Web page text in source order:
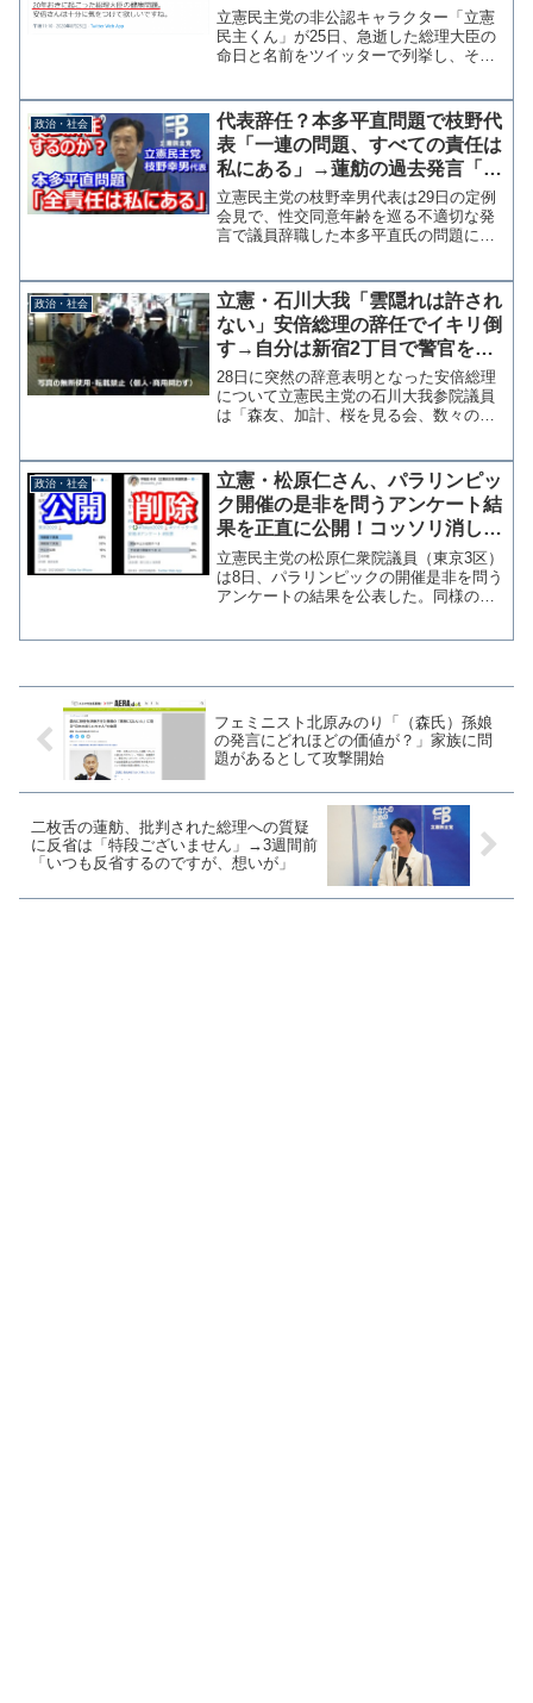
投稿
立憲民主党の非公認キャラクター「立憲
民主くん」が25日、急逝した総理大臣の
命日と名前をツイッターで列挙し、その
い批判を浴びている。1980年6月12日、
大平正芳首相死去...
政治・社会
代表辞任？本多平直問題で枝野代
表「一連の問題、すべての責任は
私にある」→蓮舫の過去発言「責
任は感じるものではなく取るも
の」
立憲民主党の枝野幸男代表は29日の定例
会見で、性交同意年齢を巡る不適切な発
言で議員辞職した本多平直氏の問題につ
題発覚当初に「本人が言い過ぎたので撤
回だと言っているのでそ...
政治・社会
立憲・石川大我「雲隠れは許され
ない」安倍総理の辞任でイキリ倒
す→自分は新宿2丁目で警官を恫
喝した件から逃亡中
28日に突然の辞意表明となった安倍総理
について立憲民主党の石川大我参院議員
は「森友、加計、桜を見る会、数々の疑
く勇ましいツイートを行った。持病の再
発を「雲隠れ」と表現す...
政治・社会
立憲・松原仁さん、パラリンピッ
ク開催の是非を問うアンケート結
果を正直に公開！コッソリ消した
早稲田ゆきさんとは大違い
立憲民主党の松原仁衆院議員（東京3区）
は8日、パラリンピックの開催是非を問う
アンケートの結果を公表した。同様のア
フェミニスト北原みのり「（森氏）孫娘
の発言にどれほどの価値が？」家族に問
題があるとして攻撃開始
二枚舌の蓮舫、批判された総理への質疑
に反省は「特段ございません」→3週間前
「いつも反省するのですが、想いが」